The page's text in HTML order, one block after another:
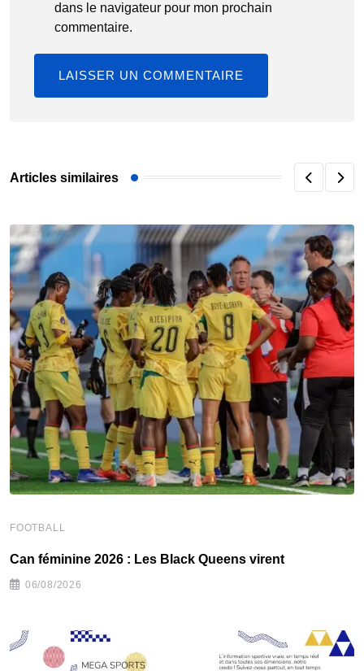
dans le navigateur pour mon prochain
commentaire.
Articles similaires
FOOTBALL
‎Can féminine 2026 : Les Black Queens virent
06/08/2026